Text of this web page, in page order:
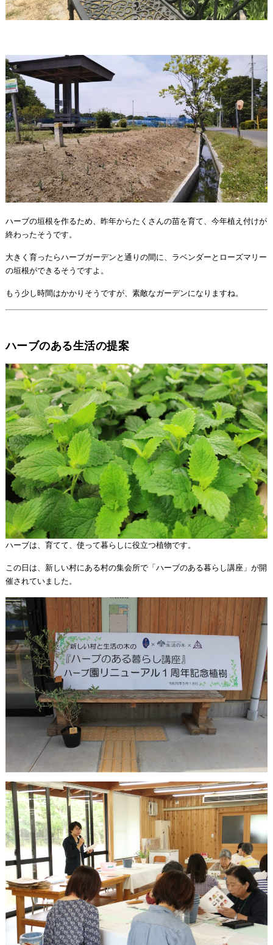
ハーブの垣根を作るため、昨年からたくさんの苗を育て、今年植え付けが
終わったそうです。
大きく育ったらハーブガーデンと通りの間に、ラベンダーとローズマリー
の垣根ができるそうですよ。
もう少し時間はかかりそうですが、素敵なガーデンになりますね。
ハーブのある生活の提案
ハーブは、育てて、使って暮らしに役立つ植物です。
この日は、新しい村にある村の集会所で「ハーブのある暮らし講座」が開
催されていました。